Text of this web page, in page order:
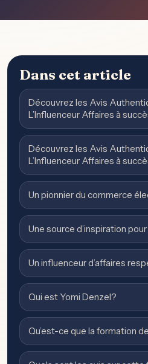
Dans cet article
Découvrez les Avis
L’Influenceur Affaires à
Découvrez les Avis
L’Influenceur Affaires à
Un pionnier du commerce
Une source d’inspiration
Un influenceur d’affaires
Qui est Yomi Denzel?
Qu’est-ce que la formation